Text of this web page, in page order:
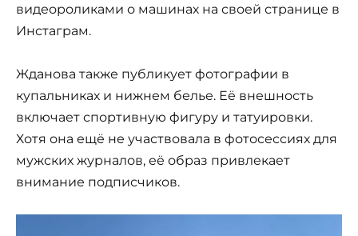
видеороликами о машинах на своей странице в
Инстаграм.
Жданова также публикует фотографии в
купальниках и нижнем белье. Её внешность
включает спортивную фигуру и татуировки.
Хотя она ещё не участвовала в фотосессиях для
мужских журналов, её образ привлекает
внимание подписчиков.